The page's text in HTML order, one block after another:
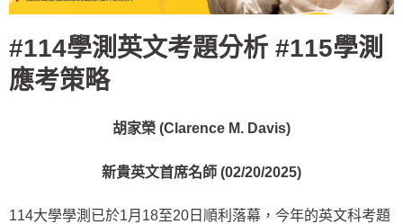
#114學測英文考題分析 #115學測
應考策略
胡家榮 (Clarence M. Davis)
新貴英文首席名師 (02/20/2025)
114大學學測已於1月18至20日順利落幕，今年的英文科考題